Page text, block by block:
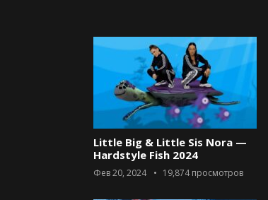
Little Big & Little Sis Nora —
Hardstyle Fish 2024
Фев 20, 2024 19,874просмотров